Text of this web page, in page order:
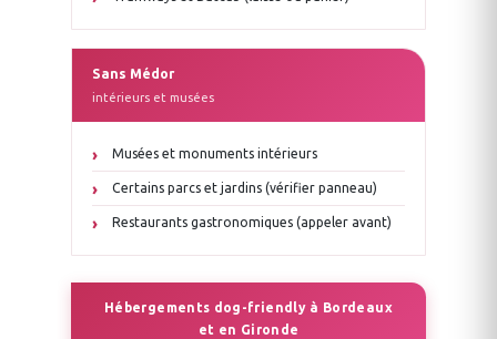
Sans Médor
intérieurs et musées
Musées et monuments intérieurs
Certains parcs et jardins (vérifier panneau)
Restaurants gastronomiques (appeler avant)
Hébergements dog-friendly à Bordeaux
et en Gironde